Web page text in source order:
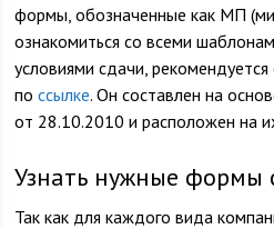
формы, обозначенные как МП
ознакомиться со всеми
условиями сдачи, рекомендуется
поссылке. Он составлен на
от 28.10.2010 и расположен на
Узнать нужные формы
Так как для каждого вида